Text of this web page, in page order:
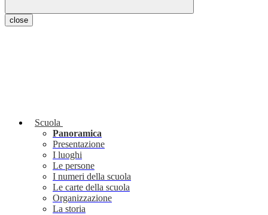
close
Scuola
Panoramica
Presentazione
I luoghi
Le persone
I numeri della scuola
Le carte della scuola
Organizzazione
La storia